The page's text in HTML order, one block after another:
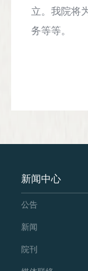
立。我院将
务等等。
新闻中心
公告
新闻
院刊